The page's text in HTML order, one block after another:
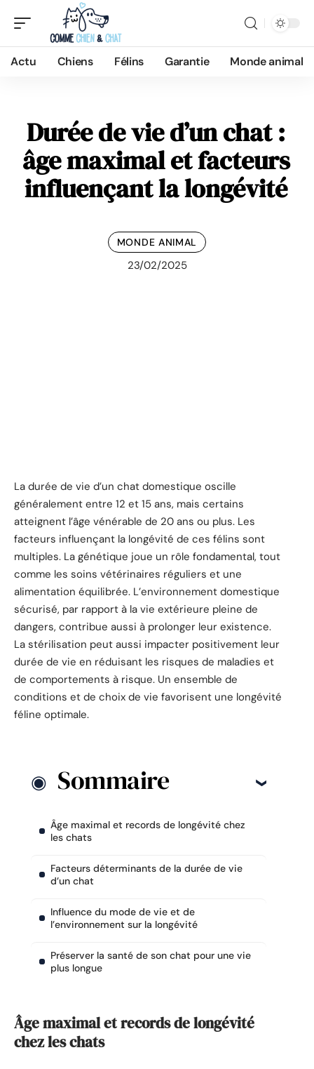
Actu Chiens Félins Garantie Monde animal
Durée de vie d’un chat :
âge maximal et facteurs
influençant la longévité
MONDE ANIMAL
23/02/2025
La durée de vie d’un chat domestique oscille
généralement entre 12 et 15 ans, mais certains
atteignent l’âge vénérable de 20 ans ou plus. Les
facteurs influençant la longévité de ces félins sont
multiples. La génétique joue un rôle fondamental, tout
comme les soins vétérinaires réguliers et une
alimentation équilibrée. L’environnement domestique
sécurisé, par rapport à la vie extérieure pleine de
dangers, contribue aussi à prolonger leur existence.
La stérilisation peut aussi impacter positivement leur
durée de vie en réduisant les risques de maladies et
de comportements à risque. Un ensemble de
conditions et de choix de vie favorisent une longévité
féline optimale.
Sommaire
Âge maximal et records de longévité chez
les chats
Facteurs déterminants de la durée de vie
d’un chat
Influence du mode de vie et de
l’environnement sur la longévité
Préserver la santé de son chat pour une vie
plus longue
Âge maximal et records de longévité
chez les chats